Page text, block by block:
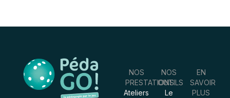
NOS
PRESTATIONS
Ateliers
NOS
OUTILS
Le
EN
SAVOIR
PLUS